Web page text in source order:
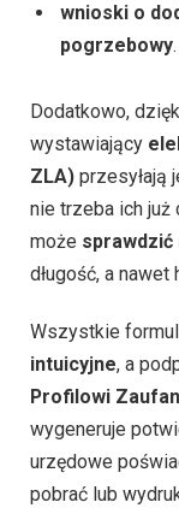
wnioski o
pogrzebowy.
Dodatkowo,
wystawiający
ZLA) przesyłają
nie trzeba ich
może
długość, a
Wszystkie
intuicyjne, a
Profilowi
wygeneruje
urzędowe
pobrać lub